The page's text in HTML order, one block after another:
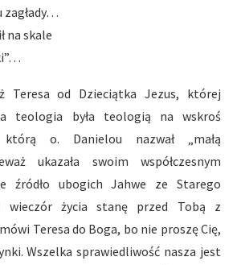
zagłady…
na skale
Teresa od Dzieciątka Jezus, której
teologia była teologią na wskroś
o. Danielou nazwał „małą
ukazała swoim współczesnym
źródło ubogich Jahwe ze Starego
wieczór życia stanę przed Tobą z
Teresa do Boga, bo nie proszę Cię,
Wszelka sprawiedliwość nasza jest